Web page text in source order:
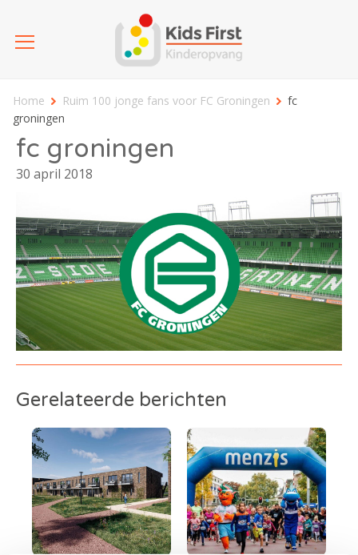
Home Ruim 100 jonge fans voor FC Groningen
fc
groningen
fc groningen
30 april 2018
Gerelateerde berichten